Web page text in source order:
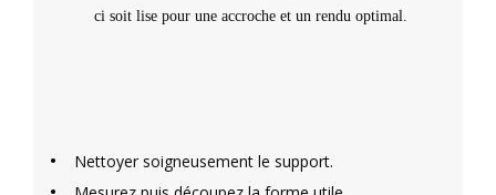
ci soit lise pour une accroche et un rendu optimal.
• Nettoyer soigneusement le support.